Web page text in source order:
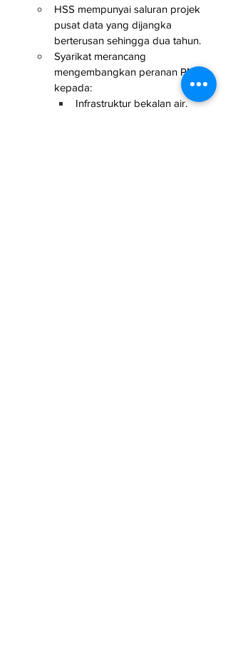
HSS mempunyai saluran projek
pusat data yang dijangka
berterusan sehingga dua tahun.
Syarikat merancang
mengembangkan peranan PMC
kepada:
Infrastruktur bekalan air.